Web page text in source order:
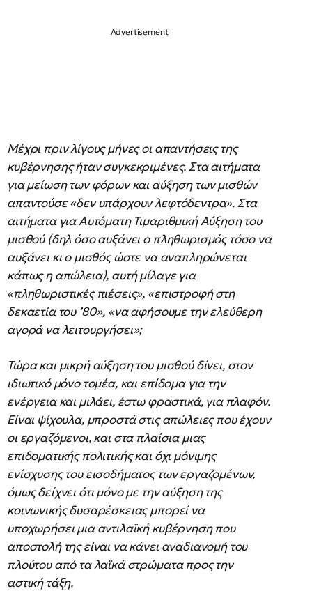
Μέχρι πριν λίγους μήνες οι απαντήσεις της
κυβέρνησης ήταν συγκεκριμένες. Στα αιτήματα
για μείωση των φόρων και αύξηση των μισθών
απαντούσε «δεν υπάρχουν λεφτόδεντρα». Στα
αιτήματα για Αυτόματη Τιμαριθμική Αύξηση του
μισθού (δηλ όσο αυξάνει ο πληθωρισμός τόσο να
αυξάνει κι ο μισθός ώστε να αναπληρώνεται
κάπως η απώλεια), αυτή μίλαγε για
«πληθωριστικές πιέσεις», «επιστροφή στη
δεκαετία του ’80», «να αφήσουμε την ελεύθερη
αγορά να λειτουργήσει»;
Τώρα και μικρή αύξηση του μισθού δίνει, στον
ιδιωτικό μόνο τομέα, και επίδομα για την
ενέργεια και μιλάει, έστω φραστικά, για πλαφόν.
Είναι ψίχουλα, μπροστά στις απώλειες που έχουν
οι εργαζόμενοι, και στα πλαίσια μιας
επιδοματικής πολιτικής και όχι μόνιμης
ενίσχυσης του εισοδήματος των εργαζομένων,
όμως δείχνει ότι μόνο με την αύξηση της
κοινωνικής δυσαρέσκειας μπορεί να
υποχωρήσει μια αντιλαϊκή κυβέρνηση που
αποστολή της είναι να κάνει αναδιανομή του
πλούτου από τα λαϊκά στρώματα προς την
αστική τάξη.